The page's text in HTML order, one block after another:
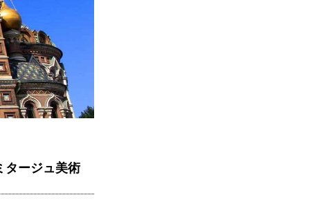
タージュ美術